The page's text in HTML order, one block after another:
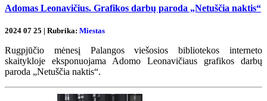
Adomas Leonavičius. Grafikos darbų paroda „Netuščia naktis“
2024 07 25 | Rubrika: Miestas
Rugpjūčio mėnesį Palangos viešosios bibliotekos interneto
skaitykloje eksponuojama Adomo Leonavičiaus grafikos darbų
paroda „Netuščia naktis“.